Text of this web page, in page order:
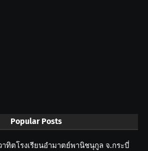
Popular Posts
าทิตโรงเรียนอำมาตย์พานิชนุกูล จ.กระบี่